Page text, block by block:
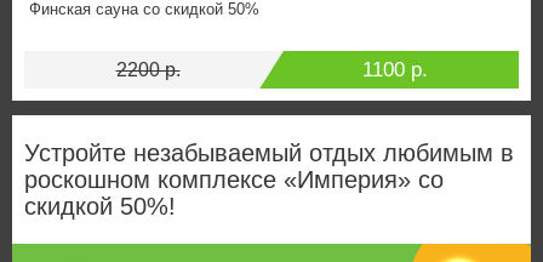
Финская сауна со скидкой 50%
2200 р. 1100 р.
Устройте незабываемый отдых любимым в
роскошном комплексе «Империя» со
скидкой 50%!